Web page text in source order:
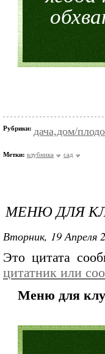
Рубрики: дача,дом/
Метки: клубника сад
МЕНЮ ДЛЯ
Вторник, 19 Апреля
Это цитата
цитатник или
Меню для